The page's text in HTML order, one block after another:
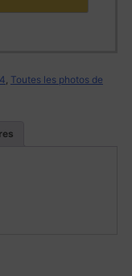
Toutes les photos de